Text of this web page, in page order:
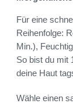
Für eine
Reihenfolge:
Min.),
So bist du mit
deine Haut
Wähle einen